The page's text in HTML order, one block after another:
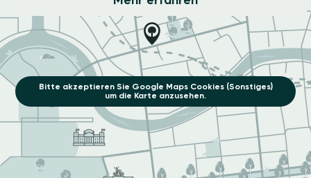
Bitte akzeptieren Sie Google Maps Cookies (Sonstiges)
um die Karte anzusehen.